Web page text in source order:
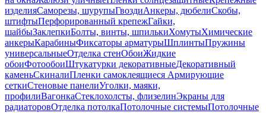
изделияСаморезы, шурупыГвоздиАнкеры, дюбелиСкобы,
штифтыПерфорированный крепежГайки,
шайбыЗаклепкиБолты, винты, шпилькиХомутыХимические
анкерыКарабиныФиксаторы арматурыШплинтыПружины
универсальныеОтделка стенОбоиЖидкие
обоиФотообоиШтукатурки декоративныеДекоративный
каменьСкиналиПленки самоклеящиеся Армирующие
сеткиСтеновые панелиУголки, маяки,
профилиВагонкаСтеклохолсты, флизелинЭкраны для
радиаторовОтделка потолкаПотолочные системыПотолочные